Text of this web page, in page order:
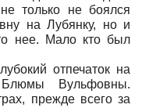
только не боялся
на Лубянку, но и
нее. Мало кто был
отпечаток на
Вульфовны.
прежде всего за